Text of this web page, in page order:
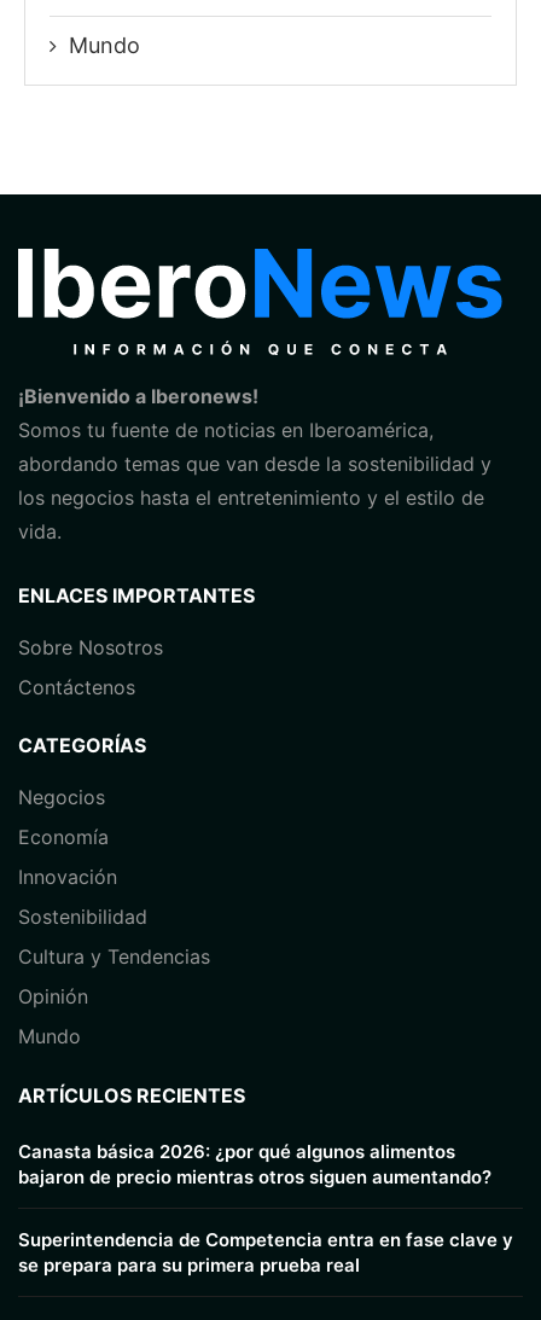
Mundo
¡Bienvenido a Iberonews!
Somos tu fuente de noticias en Iberoamérica,
abordando temas que van desde la sostenibilidad y
los negocios hasta el entretenimiento y el estilo de
vida.
ENLACES IMPORTANTES
Sobre Nosotros
Contáctenos
CATEGORÍAS
Negocios
Economía
⁠Innovación
Sostenibilidad
Cultura y Tendencias
Opinión
⁠Mundo
ARTÍCULOS RECIENTES
Canasta básica 2026: ¿por qué algunos alimentos
bajaron de precio mientras otros siguen aumentando?
Superintendencia de Competencia entra en fase clave y
se prepara para su primera prueba real